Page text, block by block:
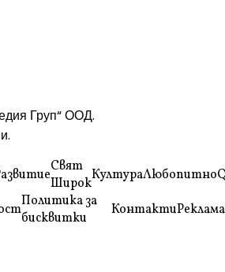
Груп“ ООД.
Свят
ШирокКултураЛюбопитно
Политика за
бисквитки
КонтактиРеклама